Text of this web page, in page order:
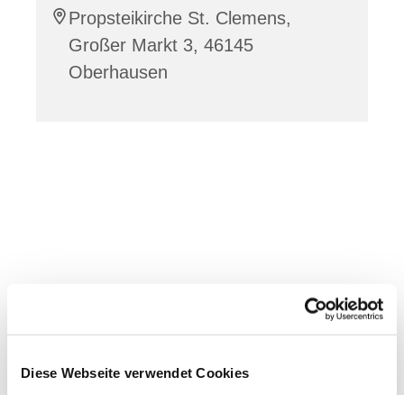
Diese Webseite verwendet Cookies
Propsteikirche St. Clemens,
Großer Markt 3, 46145
Oberhausen